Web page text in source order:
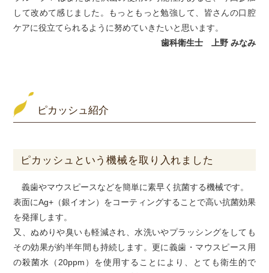
して改めて感じました。もっともっと勉強して、皆さんの口腔
ケアに役立てられるように努めていきたいと思います。
歯科衛生士 上野 みなみ
ピカッシュ紹介
ピカッシュという機械を取り入れました
義歯やマウスピースなどを簡単に素早く抗菌する機械です。
表面にAg+（銀イオン）をコーティングすることで高い抗菌効果
を発揮します。
又、ぬめりや臭いも軽減され、水洗いやプラッシングをしても
その効果が約半年間も持続します。更に義歯・マウスピース用
の殺菌水（20ppm）を使用することにより、とても衛生的で